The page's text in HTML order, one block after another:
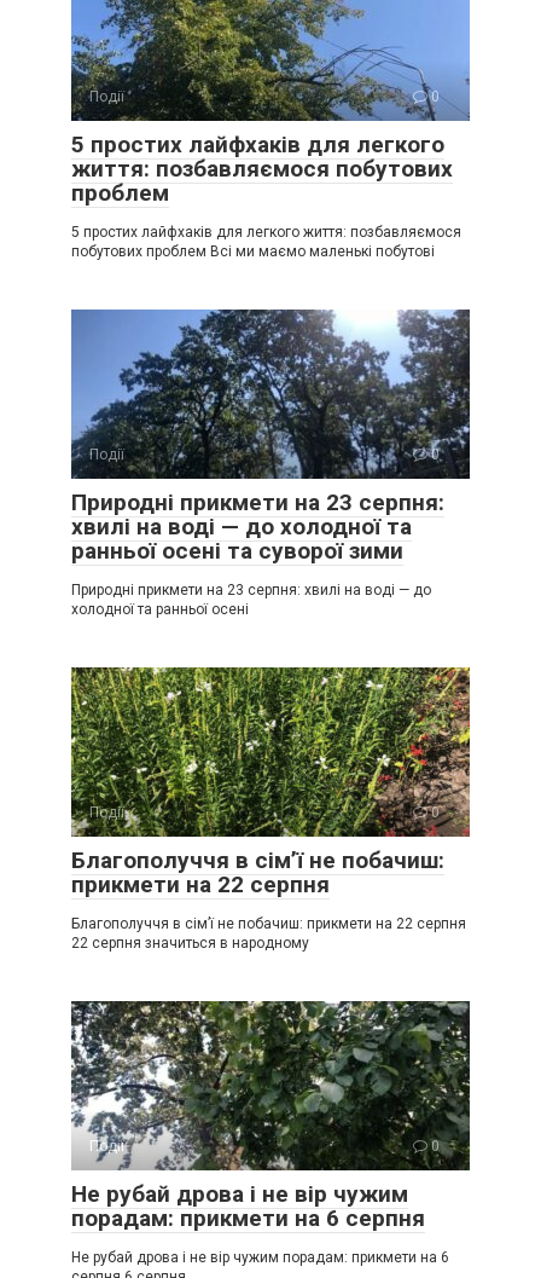
Події 0
5 простих лайфхаків для легкого
життя: позбавляємося побутових
проблем
5 простих лайфхаків для легкого життя: позбавляємося
побутових проблем Всі ми маємо маленькі побутові
Події 0
Природні прикмети на 23 серпня:
хвилі на воді — до холодної та
ранньої осені та суворої зими
Природні прикмети на 23 серпня: хвилі на воді — до
холодної та ранньої осені
Події 0
Благополуччя в сім’ї не побачиш:
прикмети на 22 серпня
Благополуччя в сім’ї не побачиш: прикмети на 22 серпня
22 серпня значиться в народному
Події 0
Не рубай дрова і не вір чужим
порадам: прикмети на 6 серпня
Не рубай дрова і не вір чужим порадам: прикмети на 6